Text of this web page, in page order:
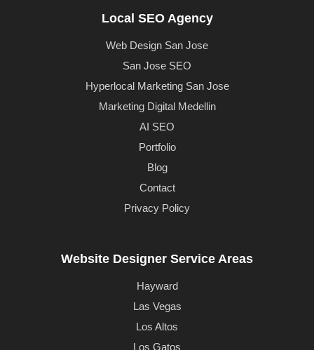
Local SEO Agency
Web Design San Jose
San Jose SEO
Hyperlocal Marketing San Jose
Marketing Digital Medellin
AI SEO
Portfolio
Blog
Contact
Privacy Policy
Website Designer Service Areas
Hayward
Las Vegas
Los Altos
Los Gatos